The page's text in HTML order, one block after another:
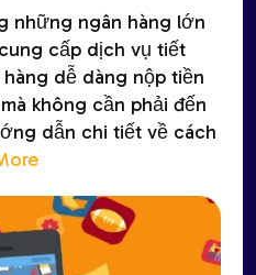
những ngân hàng lớn
cấp dịch vụ tiết
dễ dàng nộp tiền
không cần phải đến
dẫn chi tiết về cách